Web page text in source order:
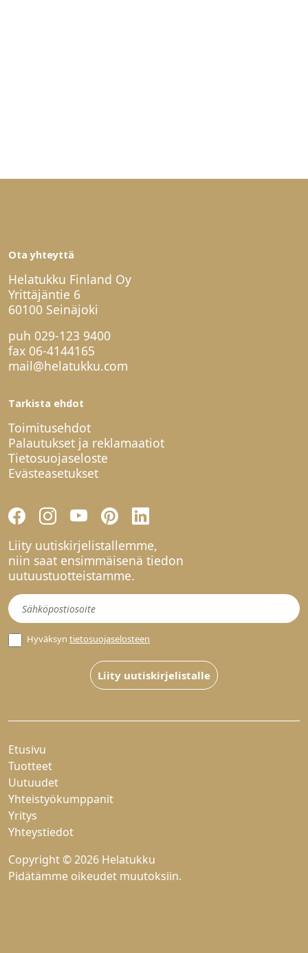
Ota yhteyttä
Helatukku Finland Oy
Yrittäjäntie 6
60100 Seinäjoki
puh 029-123 9400
fax 06-4144165
mail@helatukku.com
Tarkista ehdot
Toimitusehdot
Palautukset ja reklamaatiot
Tietosuojaseloste
Evästeasetukset
Liity uutiskirjelistallemme,
niin saat ensimmäisenä tiedon
uutuustuotteistamme.
Uutiskirje
Hyväksyn tietosuojaselosteen
Liity uutiskirjelistalle
Etusivu
Tuotteet
Uutuudet
Yhteistyökumppanit
Yritys
Yhteystiedot
Copyright © 2026 Helatukku
Pidätämme oikeudet muutoksiin.